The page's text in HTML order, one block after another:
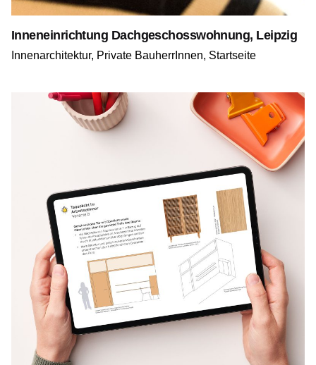
Inneneinrichtung Dachgeschosswohnung, Leipzig
Innenarchitektur Private BauherrInnen Startseite